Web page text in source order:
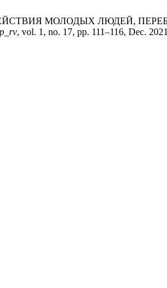
МОЛОДЫХ ЛЮДЕЙ,
, vol. 1, no. 17, pp. 111–116, Dec.